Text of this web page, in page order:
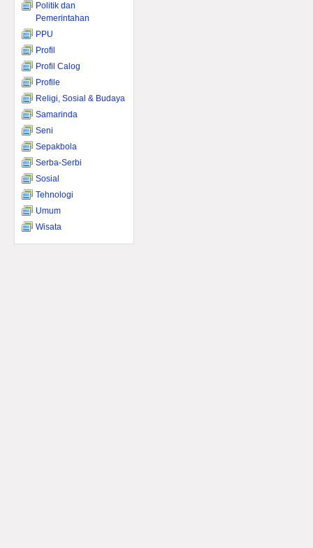
Politik dan
Pemerintahan
PPU
Profil
Profil Calog
Profile
Religi, Sosial & Budaya
Samarinda
Seni
Sepakbola
Serba-Serbi
Sosial
Tehnologi
Umum
Wisata